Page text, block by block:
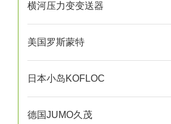
横河压力变变送器
美国罗斯蒙特
日本小岛KOFLOC
德国JUMO久茂